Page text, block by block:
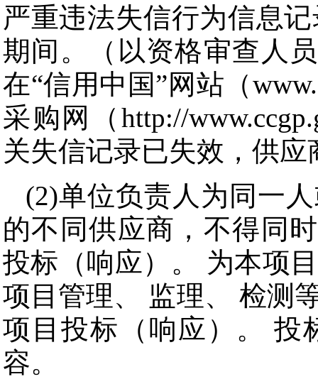
严重违法失信行为信息
期间。（以资格审查人
在“信用中国”网站（
采购网（http://
关失信记录已失效，供
(2)单位负责人为同一
的不同供应商，不得同
投标（响应）。 为本项
项目管理、 监理、 检测
项目投标（响应）。 投
容。